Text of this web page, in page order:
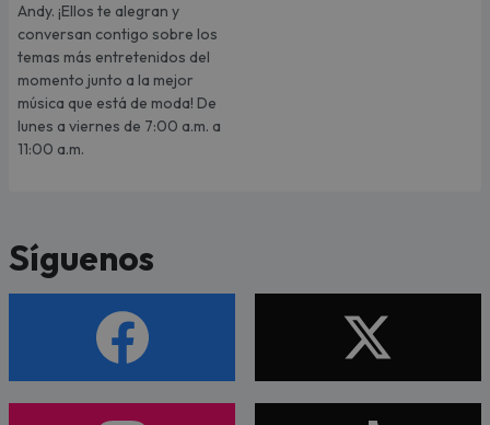
Andy. ¡Ellos te alegran y
conversan contigo sobre los
temas más entretenidos del
momento junto a la mejor
música que está de moda! De
lunes a viernes de 7:00 a.m. a
11:00 a.m.
Síguenos